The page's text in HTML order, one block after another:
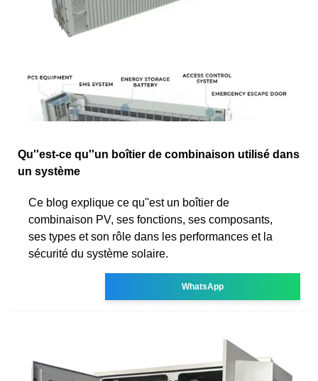
Qu''est-ce qu''un boîtier de combinaison utilisé dans
un système
Ce blog explique ce qu''est un boîtier de
combinaison PV, ses fonctions, ses composants,
ses types et son rôle dans les performances et la
sécurité du système solaire.
WhatsApp